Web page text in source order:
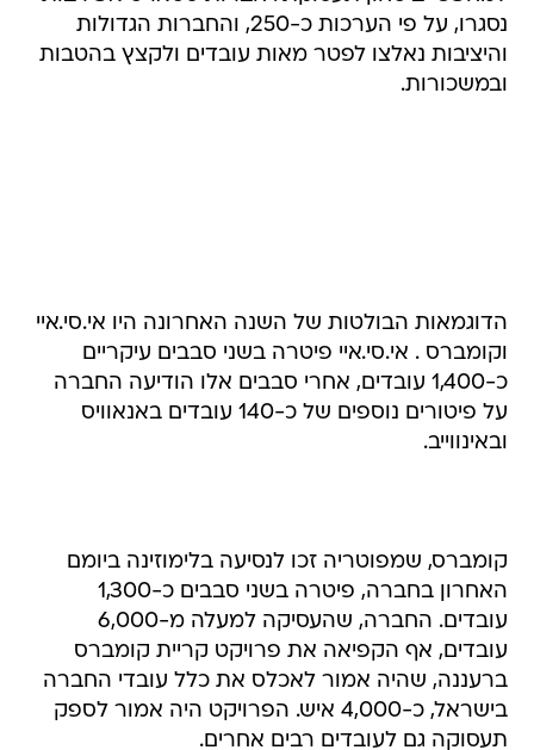
נסגרו, על פי הערכות כ-250, והחברות הגדולות
והיציבות נאלצו לפטר מאות עובדים ולקצץ בהטבות
ובמשכורות.
הדוגמאות הבולטות של השנה האחרונה היו אי.סי.איי
וקומברס . אי.סי.איי פיטרה בשני סבבים עיקריים
כ-1,400 עובדים, אחרי סבבים אלו הודיעה החברה
על פיטורים נוספים של כ-140 עובדים באנאוויס
ובאינווייב.
קומברס, שמפוטריה זכו לנסיעה בלימוזינה ביומם
האחרון בחברה, פיטרה בשני סבבים כ-1,300
עובדים. החברה, שהעסיקה למעלה מ-6,000
עובדים, אף הקפיאה את פרויקט קריית קומברס
ברעננה, שהיה אמור לאכלס את כלל עובדי החברה
בישראל, כ-4,000 איש. הפרויקט היה אמור לספק
תעסוקה גם לעובדים רבים אחרים.